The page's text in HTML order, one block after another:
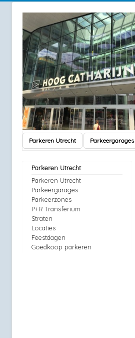
Parkeren Utrecht Parkeergarages
Parkeren Utrecht
Parkeren Utrecht
Parkeergarages
Parkeerzones
P+R Transferium
Straten
Locaties
Feestdagen
Goedkoop parkeren